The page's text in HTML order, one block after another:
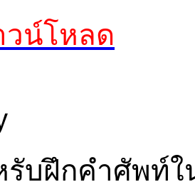
น์โหลด
รับฝึกคำศัพท์